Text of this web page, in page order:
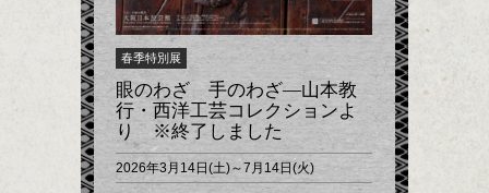
春季特別展
眼のわざ 手のわざ―山本教
行・西洋工芸コレクションよ
り ※終了しました
2026年3月14日(土)～7月14日(火)